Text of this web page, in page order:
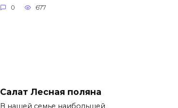
0 677
Салат Лесная поляна
В нашей семье наибольшей